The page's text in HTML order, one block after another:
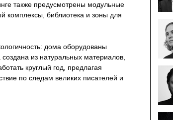
также предусмотрены модульные
комплексы, библиотека и зоны для
дома оборудованы
из натуральных материалов,
круглый год, предлагая
по следам великих писателей и